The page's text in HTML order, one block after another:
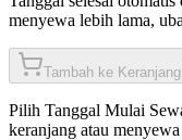
menyewa lebih lama,
Tambah ke Keranjang
Pilih Tanggal Mulai
keranjang atau